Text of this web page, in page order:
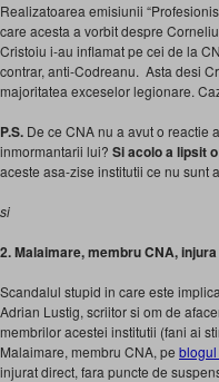
Realizatoarea emisiunii
care acesta a vorbit despre
Cristoiu i-au inflamat pe cei de la
contrar, anti-Codreanu. Asta desi
majoritatea exceselor legionare.
P.S. De ce CNA nu a avut o reactie
inmormantarii lui? Si acolo a lipsit
aceste asa-zise institutii ce nu sunt
si
2. Malaimare, membru CNA,
Scandalul stupid in care este
Adrian Lustig, scriitor si om de
membrilor acestei institutii (fani ai
Malaimare, membru CNA, pe blogul
injurat direct, fara puncte de